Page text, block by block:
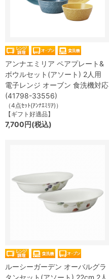
アンナエミリア ペアプレート&
ボウルセット(アソート) 2人用
電子レンジ オーブン 食洗機対応
(41798-33556)
（4点ｾｯﾄ(ｱﾝﾅｴﾐﾘｱ)）
【ギフト好適品】
7,700円(税込)
ルーシーガーデン オーバルグラ
タンセット(アソート) 22cm 2人